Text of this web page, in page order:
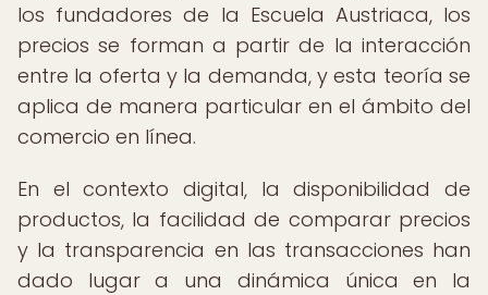
los fundadores de la Escuela Austriaca, los
precios se forman a partir de la interacción
entre la oferta y la demanda, y esta teoría se
aplica de manera particular en el ámbito del
comercio en línea.
En el contexto digital, la disponibilidad de
productos, la facilidad de comparar precios
y la transparencia en las transacciones han
dado lugar a una dinámica única en la